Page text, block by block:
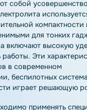
питания)
уровнем
собой
электролита
для
включают